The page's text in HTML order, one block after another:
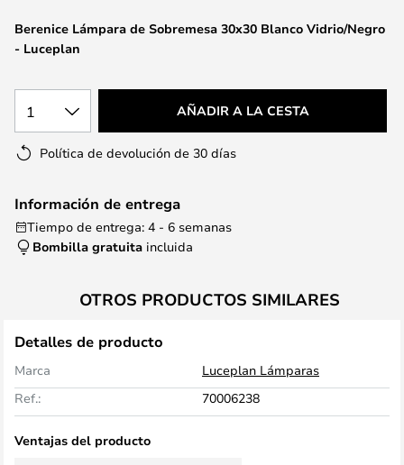
imágenes
Berenice Lámpara de Sobremesa 30x30 Blanco Vidrio/Negro
- Luceplan
1 AÑADIR A LA CESTA
Política de devolución de 30 días
Información de entrega
Tiempo de entrega: 4 - 6 semanas
Bombilla gratuita incluida
OTROS PRODUCTOS SIMILARES
Detalles de producto
Marca
Luceplan Lámparas
Ref.:
70006238
Ventajas del producto